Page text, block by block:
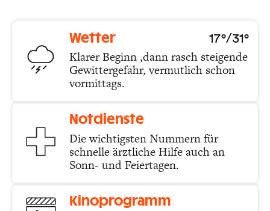
Wetter 17°/31°
Klarer Beginn ,dann rasch steigende
Gewittergefahr, vermutlich schon
vormittags.
Notdienste
Die wichtigsten Nummern für
schnelle ärztliche Hilfe auch an
Sonn- und Feiertagen.
Kinoprogramm